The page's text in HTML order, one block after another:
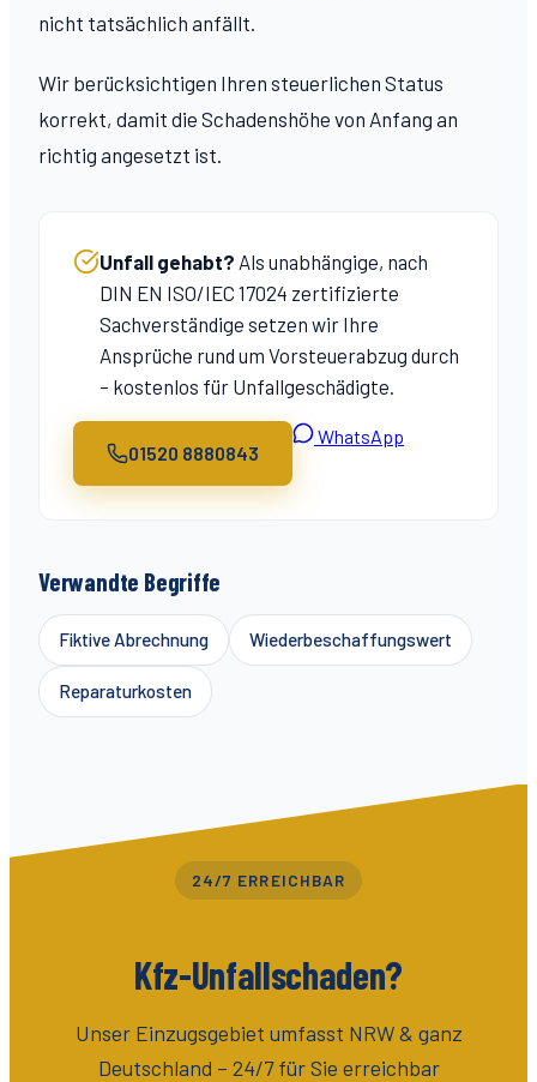
nicht tatsächlich anfällt.
Wir berücksichtigen Ihren steuerlichen Status
korrekt, damit die Schadenshöhe von Anfang an
richtig angesetzt ist.
Unfall gehabt? Als unabhängige, nach
DIN EN ISO/IEC 17024 zertifizierte
Sachverständige setzen wir Ihre
Ansprüche rund um Vorsteuerabzug durch
– kostenlos für Unfallgeschädigte.
01520 8880843
WhatsApp
Verwandte Begriffe
Fiktive Abrechnung Wiederbeschaffungswert
Reparaturkosten
24/7 ERREICHBAR
Kfz-Unfallschaden?
Unser Einzugsgebiet umfasst NRW & ganz
Deutschland – 24/7 für Sie erreichbar